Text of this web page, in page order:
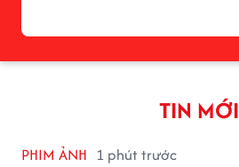
TIN MỚI
PHIM ẢNH 1 phút trước